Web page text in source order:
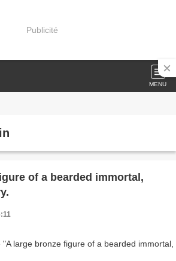
Publicité
MENU
of a bearded immortal,